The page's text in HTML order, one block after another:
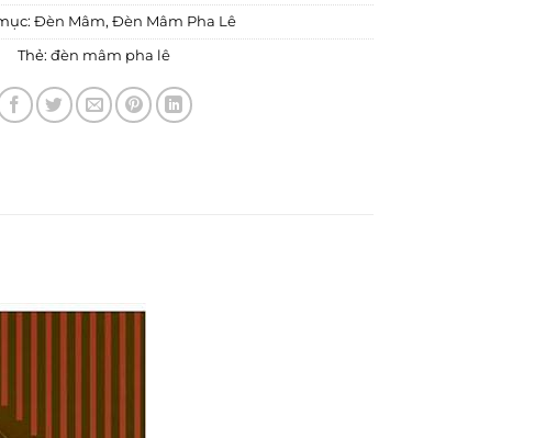
Đèn Mâm, Đèn Mâm Pha Lê
Thẻ: đèn mâm pha lê